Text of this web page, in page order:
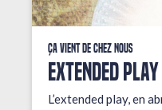
Ça vient de chez nous
EXTENDED PLAY
L’extended play, en